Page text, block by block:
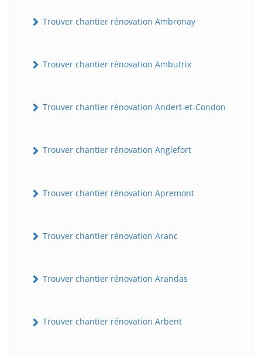
Trouver chantier rénovation Ambronay
Trouver chantier rénovation Ambutrix
Trouver chantier rénovation Andert-et-Condon
Trouver chantier rénovation Anglefort
Trouver chantier rénovation Apremont
Trouver chantier rénovation Aranc
Trouver chantier rénovation Arandas
Trouver chantier rénovation Arbent